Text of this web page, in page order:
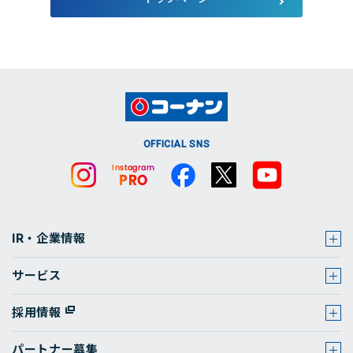
OFFICIAL SNS
IR・企業情報
サービス
採用情報
パートナー募集